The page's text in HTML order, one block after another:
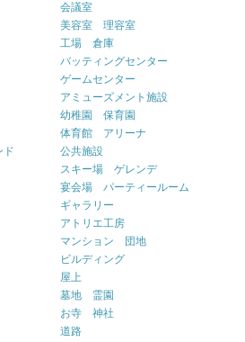
会議室
美容室 理容室
工場 倉庫
バッティングセンター
ゲームセンター
アミューズメント施設
幼稚園 保育園
体育館 アリーナ
ド
公共施設
スキー場 ゲレンデ
宴会場 パーティールーム
ギャラリー
アトリエ工房
マンション 団地
ビルディング
屋上
墓地 霊園
お寺 神社
道路